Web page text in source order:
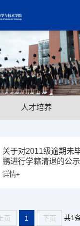
人才培养
关于对2011级逾期未
鹏进行学籍清退的公示
详情+
上页 1 下页 共1